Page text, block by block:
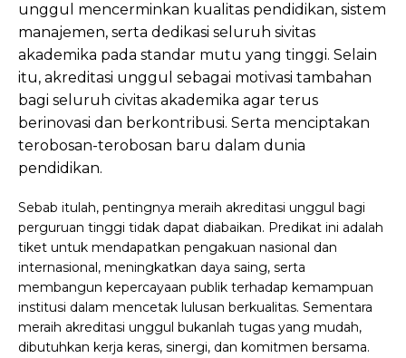
unggul mencerminkan kualitas pendidikan, sistem
manajemen, serta dedikasi seluruh sivitas
akademika pada standar mutu yang tinggi. Selain
itu, akreditasi unggul sebagai motivasi tambahan
bagi seluruh civitas akademika agar terus
berinovasi dan berkontribusi. Serta menciptakan
terobosan-terobosan baru dalam dunia
pendidikan.
Sebab itulah, pentingnya meraih akreditasi unggul bagi
perguruan tinggi tidak dapat diabaikan. Predikat ini adalah
tiket untuk mendapatkan pengakuan nasional dan
internasional, meningkatkan daya saing, serta
membangun kepercayaan publik terhadap kemampuan
institusi dalam mencetak lulusan berkualitas. Sementara
meraih akreditasi unggul bukanlah tugas yang mudah,
dibutuhkan kerja keras, sinergi, dan komitmen bersama.